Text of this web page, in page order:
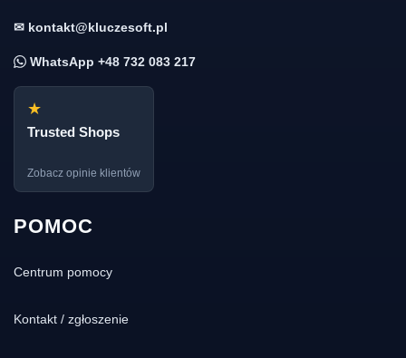
✉ kontakt@kluczesoft.pl
WhatsApp +48 732 083 217
★
Trusted Shops
Zobacz opinie klientów
POMOC
Centrum pomocy
Kontakt / zgłoszenie